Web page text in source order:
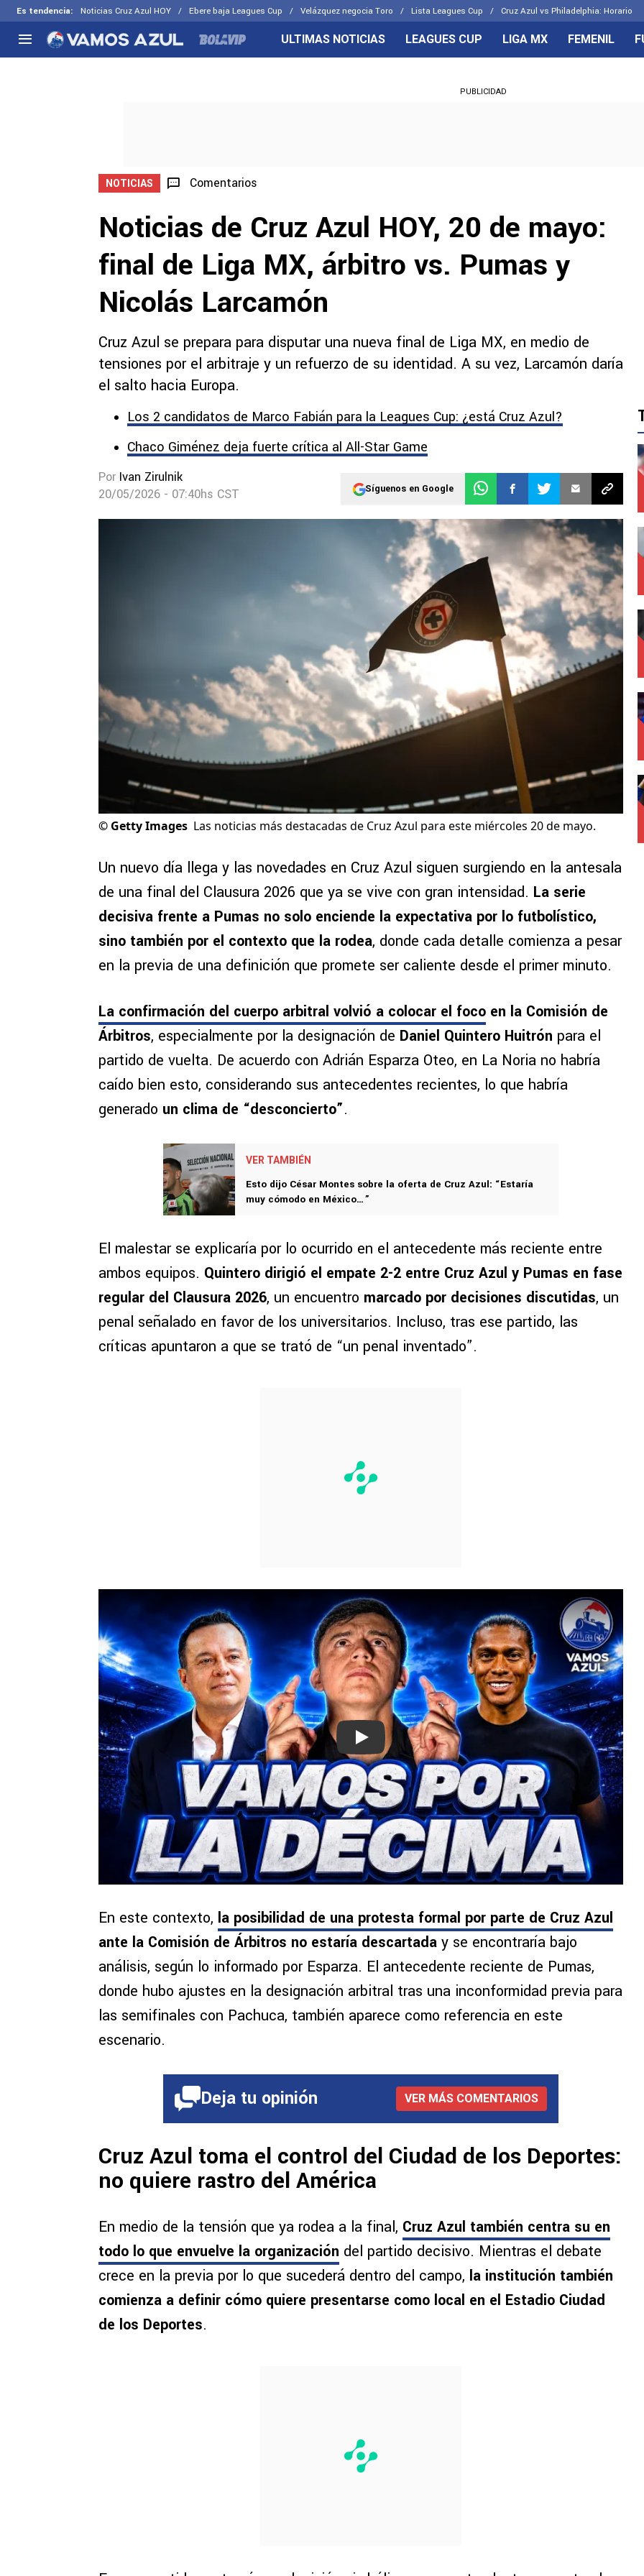
Es tendencia: Noticias Cruz Azul HOY Ebere baja Leagues Cup Velázquez negocia Toro Lista Leagues Cup Cruz Azul vs Philadelphia: Horario
Selección Mexicana
CELESTES
ULTIMAS NOTICIAS LEAGUES CUP LIGA MX FEMENIL
PUBLICIDAD
NOTICIAS Comentarios
Noticias de Cruz Azul HOY, 20 de mayo:
final de Liga MX, árbitro vs. Pumas y
Nicolás Larcamón
Cruz Azul se prepara para disputar una nueva final de Liga MX, en medio de
tensiones por el arbitraje y un refuerzo de su identidad. A su vez, Larcamón daría
el salto hacia Europa.
Los 2 candidatos de Marco Fabián para la Leagues Cup: ¿está Cruz Azul?
Chaco Giménez deja fuerte crítica al All-Star Game
Por Ivan Zirulnik
20/05/2026 - 07:40hs CST
Síguenos en Google
© Getty Images Las noticias más destacadas de Cruz Azul para este miércoles 20 de mayo.
Un nuevo día llega y las novedades en Cruz Azul siguen surgiendo en la antesala
de una final del Clausura 2026 que ya se vive con gran intensidad. La serie
decisiva frente a Pumas no solo enciende la expectativa por lo futbolístico,
sino también por el contexto que la rodea, donde cada detalle comienza a pesar
en la previa de una definición que promete ser caliente desde el primer minuto.
La confirmación del cuerpo arbitral volvió a colocar el foco en la Comisión de
Árbitros, especialmente por la designación de Daniel Quintero Huitrón para el
partido de vuelta. De acuerdo con Adrián Esparza Oteo, en La Noria no habría
caído bien esto, considerando sus antecedentes recientes, lo que habría
generado un clima de “desconcierto”.
VER TAMBIÉN
Esto dijo César Montes sobre la oferta de Cruz Azul: “Estaría
muy cómodo en México…”
El malestar se explicaría por lo ocurrido en el antecedente más reciente entre
ambos equipos. Quintero dirigió el empate 2-2 entre Cruz Azul y Pumas en fase
regular del Clausura 2026, un encuentro marcado por decisiones discutidas, un
penal señalado en favor de los universitarios. Incluso, tras ese partido, las
críticas apuntaron a que se trató de “un penal inventado”.
Play
En este contexto, la posibilidad de una protesta formal por parte de Cruz Azul
ante la Comisión de Árbitros no estaría descartada y se encontraría bajo
análisis, según lo informado por Esparza. El antecedente reciente de Pumas,
donde hubo ajustes en la designación arbitral tras una inconformidad previa para
las semifinales con Pachuca, también aparece como referencia en este
escenario.
Deja tu opinión VER MÁS COMENTARIOS
Cruz Azul toma el control del Ciudad de los Deportes:
no quiere rastro del América
En medio de la tensión que ya rodea a la final, Cruz Azul también centra su en
todo lo que envuelve la organización del partido decisivo. Mientras el debate
crece en la previa por lo que sucederá dentro del campo, la institución también
comienza a definir cómo quiere presentarse como local en el Estadio Ciudad
de los Deportes.